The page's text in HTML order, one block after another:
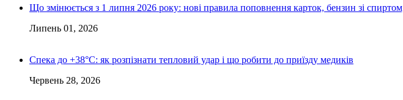
Що змінюється з 1 липня 2026 року: нові правила поповнення карток, бензин зі
Липень 01, 2026
Спека до +38°C: як розпізнати тепловий удар і що робити до приїзду медиків
Червень 28, 2026